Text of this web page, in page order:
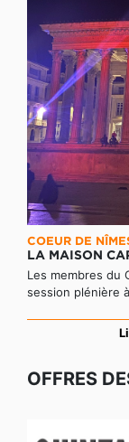
COEUR DE
LA MAISON
Les membres du
session plénière
OFFRES